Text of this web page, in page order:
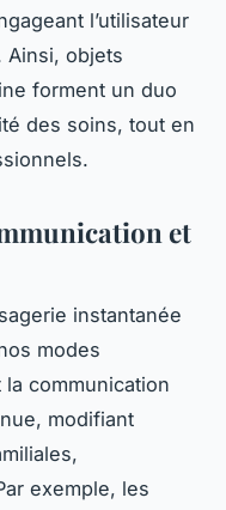
l’utilisateur
Ainsi, objets
forment un duo
des soins, tout en
et
instantanée
modes
communication
modifiant
exemple, les